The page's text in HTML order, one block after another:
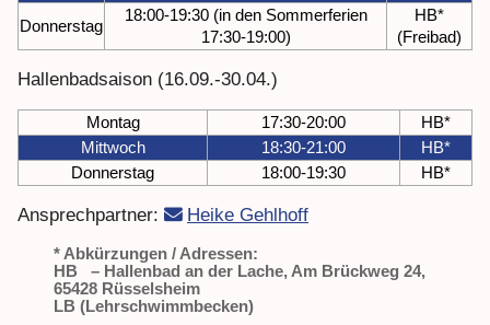
Donnerstag
18:00-19:30 (in den Sommerferien
17:30-19:00)
HB*
(Freibad)
Hallenbadsaison (16.09.-30.04.)
Montag 17:30-20:00
HB*
Mittwoch
18:30-21:00
HB*
Donnerstag
18:00-19:30 HB*
Ansprechpartner: Heike Gehlhoff
* Abkürzungen / Adressen:
HB – Hallenbad an der Lache, Am Brückweg 24,
65428 Rüsselsheim
LB (Lehrschwimmbecken)